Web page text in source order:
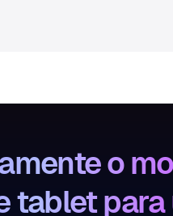
o
tablet para